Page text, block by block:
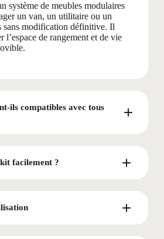
système de meubles modulaires
un van, un utilitaire ou un
sans modification définitive. Il
l’espace de rangement et de vie
ils compatibles avec tous
facilement ?